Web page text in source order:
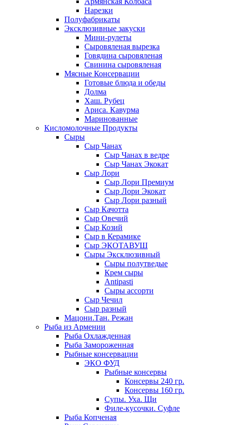
Нарезки
Полуфабрикаты
Эксклюзивные закуски
Мини-рулеты
Сыровяленая вырезка
Говядина сыровяленая
Свинина сыровяленая
Мясные Консервации
Готовые блюда и обеды
Долма
Хаш. Рубец
Ариса. Кавурма
Маринованные
Кисломолочные Продукты
Сыры
Сыр Чанах
Сыр Чанах в ведре
Сыр Чанах Экокат
Сыр Лори
Сыр Лори Премиум
Сыр Лори Экокат
Сыр Лори разный
Сыр Качотта
Сыр Овечий
Сыр Козий
Сыр в Керамике
Сыр ЭКОТАВУШ
Сыры Эксклюзивный
Сыры полутведые
Крем сыры
Antipasti
Сыры ассорти
Сыр Чечил
Сыр разный
Мацони.Тан. Режан
Рыба из Армении
Рыба Охлажденная
Рыба Замороженная
Рыбные консервации
ЭКО ФУД
Рыбные консервы
Консервы 240 гр.
Консервы 160 гр.
Супы. Уха. Щи
Филе-кусочки. Суфле
Рыба Копченая